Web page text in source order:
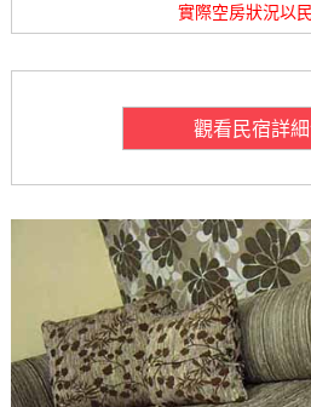
實際空房狀況以
觀看民宿詳